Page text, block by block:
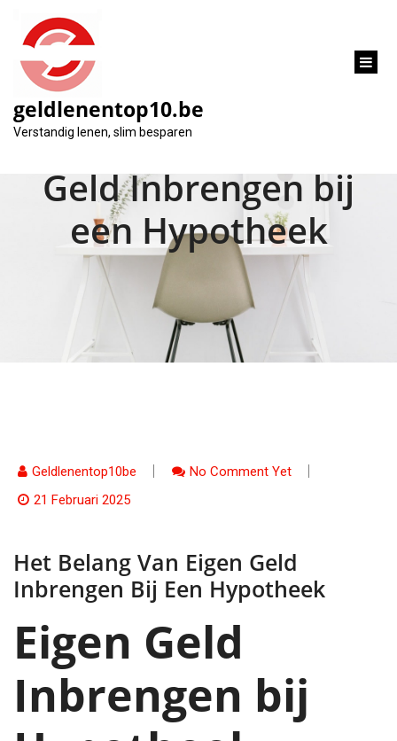
gaan
geldlenentop10.be
Verstandig lenen, slim besparen
Het Belang van Eigen
Geld Inbrengen bij
een Hypotheek
Geldlenentop10be
No Comment Yet
21 Februari 2025
Het Belang Van Eigen Geld
Inbrengen Bij Een Hypotheek
Eigen Geld
Inbrengen bij